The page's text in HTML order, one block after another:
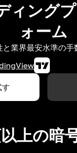
ィング
ォーム
と業界最安水準の
上の暗